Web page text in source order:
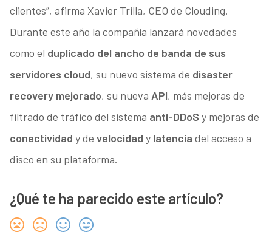
clientes”, afirma Xavier Trilla, CEO de Clouding.
Durante este año la compañía lanzará novedades
como el duplicado del ancho de banda de sus
servidores cloud, su nuevo sistema de disaster
recovery mejorado, su nueva API, más mejoras de
filtrado de tráfico del sistema anti-DDoS y mejoras de
conectividad y de velocidad y latencia del acceso a
disco en su plataforma.
¿Qué te ha parecido este artículo?